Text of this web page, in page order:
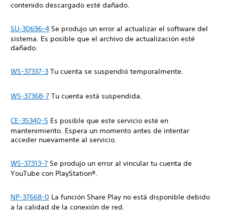
contenido descargado esté dañado.
SU-30696-4 Se produjo un error al actualizar el software del
sistema. Es posible que el archivo de actualización esté
dañado.
WS-37337-3 Tu cuenta se suspendió temporalmente.
WS-37368-7 Tu cuenta está suspendida.
CE-35340-5 Es posible que este servicio esté en
mantenimiento. Espera un momento antes de intentar
acceder nuevamente al servicio.
WS-37313-7 Se produjo un error al vincular tu cuenta de
YouTube con PlayStation®.
NP-37668-0 La función Share Play no está disponible debido
a la calidad de la conexión de red.